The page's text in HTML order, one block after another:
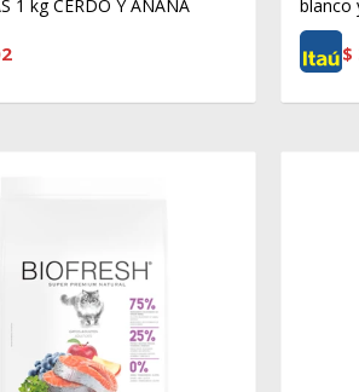
1 kg CERDO Y ANANA
blanco
$